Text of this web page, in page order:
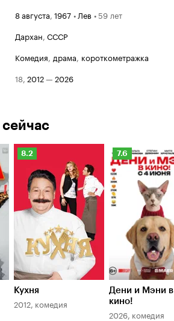
8 августа, 1967 • Лев •59 лет
Дархан, СССР
комедия, драма, короткометражка
18, 2012— 2026
Рейтинг
Кинопоиска
8.2
8.2
Кухня
2012, комедия
Рейтинг
Кинопоиска
7.6
7.6
Дени и Мэни в
кино!
2026, комедия